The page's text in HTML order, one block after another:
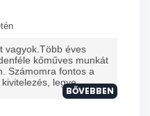
vagyok.Több éves
kőműves munkát
Számomra fontos a
legye...
BŐVEBBEN